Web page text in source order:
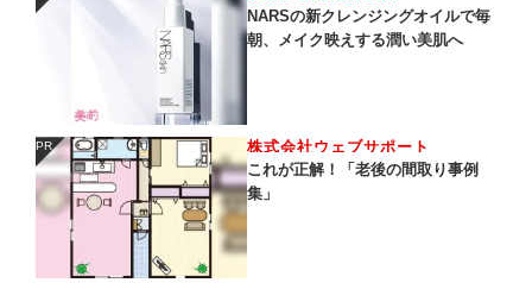
NARSの新クレンジングオイルで毎
朝、メイク映えする潤い美肌へ
PR 株式会社ウェブサポート
これが正解！「老後の間取り事例
集」